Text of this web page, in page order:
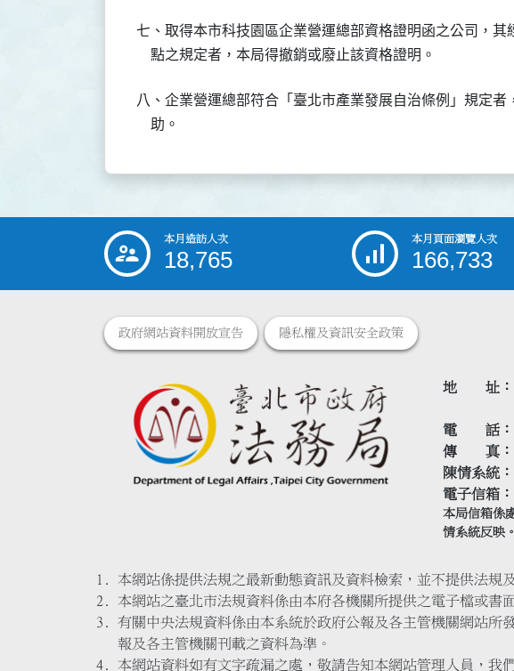
七、取得本市科技園區企業營運總部資格證明函之公司，其
    點之規定者，本局得撤銷或廢止該資格證明。
八、企業營運總部符合「臺北市產業發展自治條例」規定
    助。
::: 本月造訪人次
18,765
本月頁面瀏覽人次
166,733
政府網站資料開放宣告 隱私權及資訊安全政策
地 址
電 話
傳 真
陳情系統
電子信箱
本局信箱係
情系統反映。
本網站係提供法規之最新動態資訊及資料檢索，並不提供法規
本網站之臺北市法規資料係由本府各機關所提供之電子檔或書
有關中央法規資料係由本系統於政府公報及各主管機關網站所
報及各主管機關刊載之資料為準。
本網站資料如有文字疏漏之處，敬請告知本網站管理人員，我